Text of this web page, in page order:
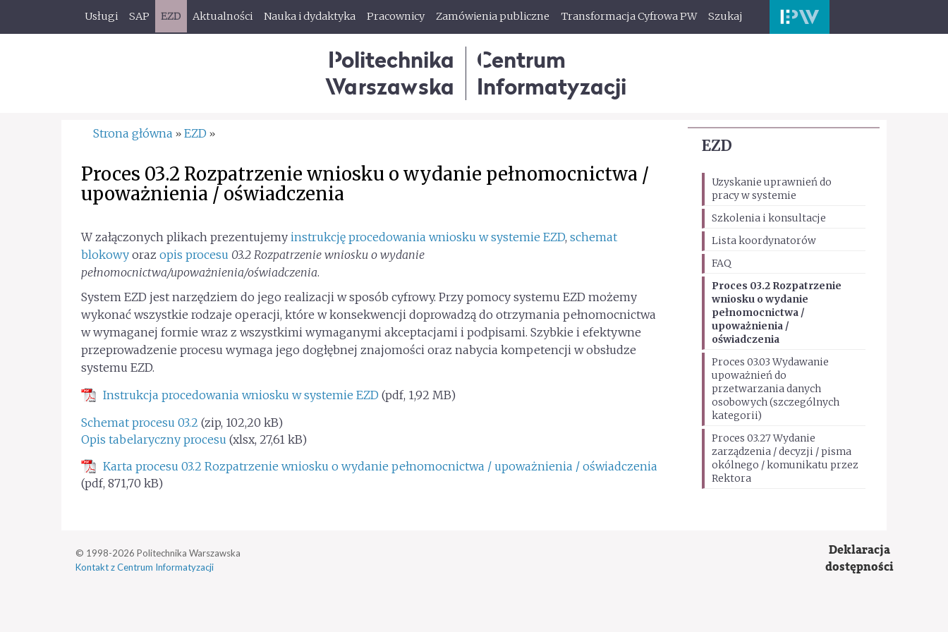
Usługi SAP EZD Aktualności Nauka i dydaktyka Pracownicy Zamówienia publiczne Transformacja Cyfrowa PW Szukaj
Politechnika
Warszawska
Centrum
Informatyzacji
EZD
Uzyskanie uprawnień do
pracy w systemie
Szkolenia i konsultacje
Lista koordynatorów
FAQ
Proces 03.2 Rozpatrzenie
wniosku o wydanie
pełnomocnictwa /
upoważnienia /
oświadczenia
Proces 03.03 Wydawanie
upoważnień do
przetwarzania danych
osobowych (szczególnych
kategorii)
Proces 03.27 Wydanie
zarządzenia / decyzji / pisma
okólnego / komunikatu przez
Rektora
Strona główna » EZD »
Proces 03.2 Rozpatrzenie wniosku o wydanie pełnomocnictwa /
upoważnienia / oświadczenia
W załączonych plikach prezentujemy instrukcję procedowania wniosku w systemie EZD, schemat
blokowy oraz opis procesu 03.2 Rozpatrzenie wniosku o wydanie
pełnomocnictwa/upoważnienia/oświadczenia.
System EZD jest narzędziem do jego realizacji w sposób cyfrowy. Przy pomocy systemu EZD możemy
wykonać wszystkie rodzaje operacji, które w konsekwencji doprowadzą do otrzymania pełnomocnictwa
w wymaganej formie wraz z wszystkimi wymaganymi akceptacjami i podpisami. Szybkie i efektywne
przeprowadzenie procesu wymaga jego dogłębnej znajomości oraz nabycia kompetencji w obsłudze
systemu EZD.
Instrukcja procedowania wniosku w systemie EZD (pdf, 1,92 MB)
Schemat procesu 03.2 (zip, 102,20 kB)
Opis tabelaryczny procesu (xlsx, 27,61 kB)
Karta procesu 03.2 Rozpatrzenie wniosku o wydanie pełnomocnictwa / upoważnienia / oświadczenia
(pdf, 871,70 kB)
© 1998-2026 Politechnika Warszawska
Kontakt z Centrum Informatyzacji
Deklaracja
dostępności